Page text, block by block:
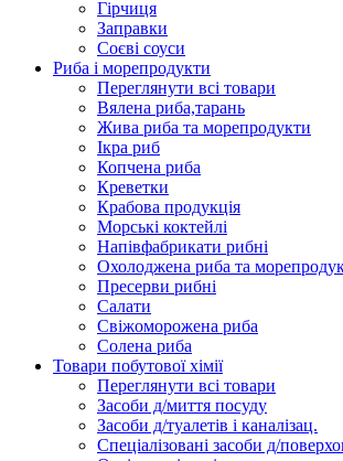
Гірчиця
Заправки
Соєві соуси
Риба і морепродукти
Переглянути всі товари
Вялена риба,тарань
Жива риба та морепродукти
Ікра риб
Копчена риба
Крeветки
Крабова продукція
Морські коктейлi
Напівфабрикати рибні
Охолоджена риба та
Пресерви рибні
Сaлати
Свіжоморожена риба
Солена риба
Товари побутової хімії
Переглянути всі товари
Засоби д/миття посуду
Засоби д/туалетів і каналізац.
Спеціалізовані засоби д/